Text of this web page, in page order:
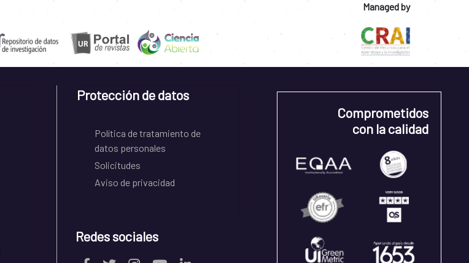
Managed by
Protección de datos
Política de tratamiento de
datos personales
Solicitudes
Aviso de privacidad
Redes sociales
Comprometidos
con la calidad